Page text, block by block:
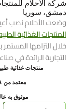
دمشق، سوريا
وضعت الأحلام نصب
المنتجات الغذائية
خلال التزامها
التجارية الرائدة في
منتجات غذائية
معتمد من FDA وحلال
موثوق به